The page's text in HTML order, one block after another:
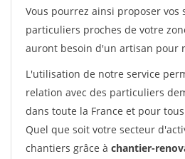
Vous pourrez ainsi proposer vos
particuliers proches de votre
auront besoin d'un artisan pour
L'utilisation de notre service
relation avec des particuliers
dans toute la France et pour
Quel que soit votre secteur
chantiers grâce à chantier-